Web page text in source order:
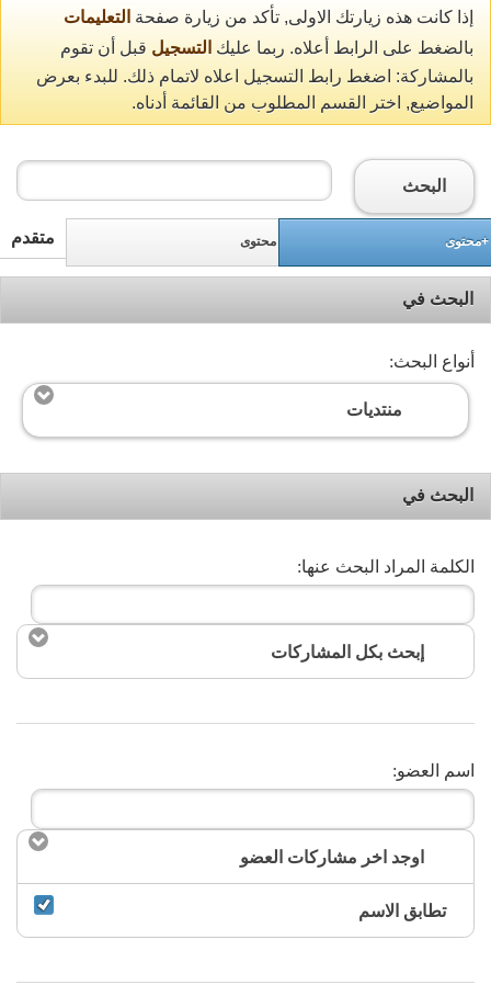
إذا كانت هذه زيارتك الاولى, تأكد من زيارة صفحة التعليمات
بالضغط على الرابط أعلاه. ربما عليك التسجيل قبل أن تقوم
بالمشاركة: اضغط رابط التسجيل اعلاه لاتمام ذلك. للبدء بعرض
المواضيع, اختر القسم المطلوب من القائمة أدناه.
البحث
متقدم محتوى +محتوى
البحث في
أنواع البحث:
منتديات
البحث في
الكلمة المراد البحث عنها:
إبحث بكل المشاركات
اسم العضو:
اوجد اخر مشاركات العضو
تطابق الاسم